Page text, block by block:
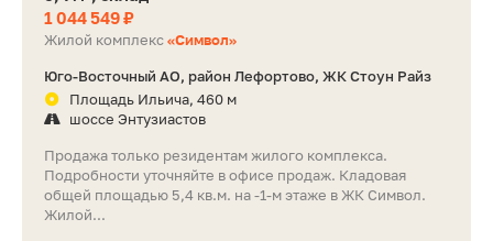
1 044 549 ₽
Жилой комплекс«Символ»
Юго-Восточный АО, район Лефортово, ЖК Стоун Райз
Площадь Ильича, 460 м
шоссе Энтузиастов
Продажа только резидентам жилого комплекса.
Подробности уточняйте в офисе продаж. Кладовая
общей площадью 5,4 кв.м. на -1-м этаже в ЖК Символ.
Жилой...